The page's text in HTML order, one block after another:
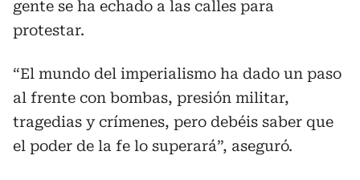
gente se ha echado a las calles para
protestar.
“El mundo del imperialismo ha dado un paso
al frente con bombas, presión militar,
tragedias y crímenes, pero debéis saber que
el poder de la fe lo superará”, aseguró.